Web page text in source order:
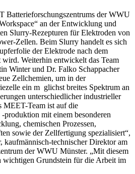
Batterieforschungszentrums der WWU
an der Entwicklung und
Slurry-Rezepturen für Elektroden von
Zellen. Beim Slurry handelt es sich
der Elektrode nach dem
Weiterhin entwickelt das Team
Winter und Dr. Falko Schappacher
Zellchemien, um in der
ein m glichst breites Spektrum an
unterschiedlicher industrieller
MEET-Team ist auf die
produktion mit einem besonderen
chemischen Prozessen,
sowie der Zellfertigung spezialisiert“,
kaufmännisch-technischer Direktor am
der WWU Münster. „Mit diesem
Grundstein für die Arbeit im